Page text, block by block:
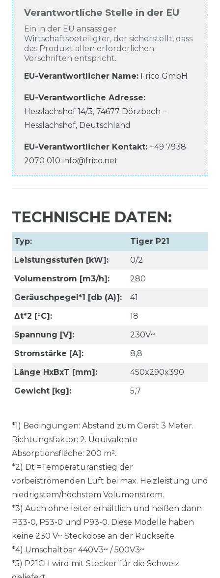
Verantwortliche Stelle in der EU
Ein in der EU ansässiger
Wirtschaftsbeteiligter, der sicherstellt, dass
das Produkt allen erforderlichen
Vorschriften entspricht.
EU-Verantwortlicher Name: Frico GmbH
EU-Verantwortliche Adresse:
Hesslachshof 14/3, 74677 Dörzbach –
Hesslachshof, Deutschland
EU-Verantwortlicher Kontakt: +49 7938
2070 010 info@frico.net
TECHNISCHE DATEN:
Typ:
Tiger P21
Leistungsstufen [kW]:
0/2
Volumenstrom [m3/h]:
280
Geräuschpegel*1 [db (A)]:
41
Δt*2 [°C]:
18
Spannung [V]:
230V~
Stromstärke [A]:
8,8
Länge HxBxT [mm]:
450x290x390
Gewicht [kg]:
5,7
*1) Bedingungen: Abstand zum Gerät 3 Meter.
Richtungsfaktor: 2. Üquivalente
Absorptionsfläche: 200 m².
*2) Dt =Temperaturanstieg der
vorbeiströmenden Luft bei max. Heizleistung und
niedrigstem/höchstem Volumenstrom.
*3) Auch ohne leiter erhältlich und heißen dann
P33-0, P53-0 und P93-0. Diese Modelle haben
keine 230 V~ Steckdose an der Rückseite.
*4) Umschaltbar 440V3~ / 500V3~
*5) P21CH wird mit Stecker für die Schweiz